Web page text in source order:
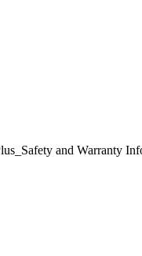
and Warranty